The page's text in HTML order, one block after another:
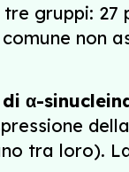
gruppi: 27
non
α-
della
tra loro).